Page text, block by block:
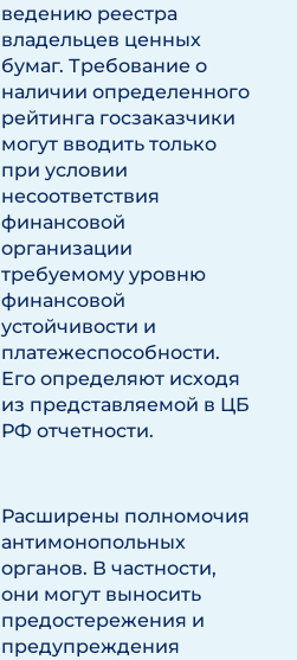
ведению реестра
владельцев ценных
бумаг. Требование о
наличии определенного
рейтинга госзаказчики
могут вводить только
при условии
несоответствия
финансовой
организации
требуемому уровню
финансовой
устойчивости и
платежеспособности.
Его определяют исходя
из представляемой в ЦБ
РФ отчетности.
Расширены полномочия
антимонопольных
органов. В частности,
они могут выносить
предостережения и
предупреждения